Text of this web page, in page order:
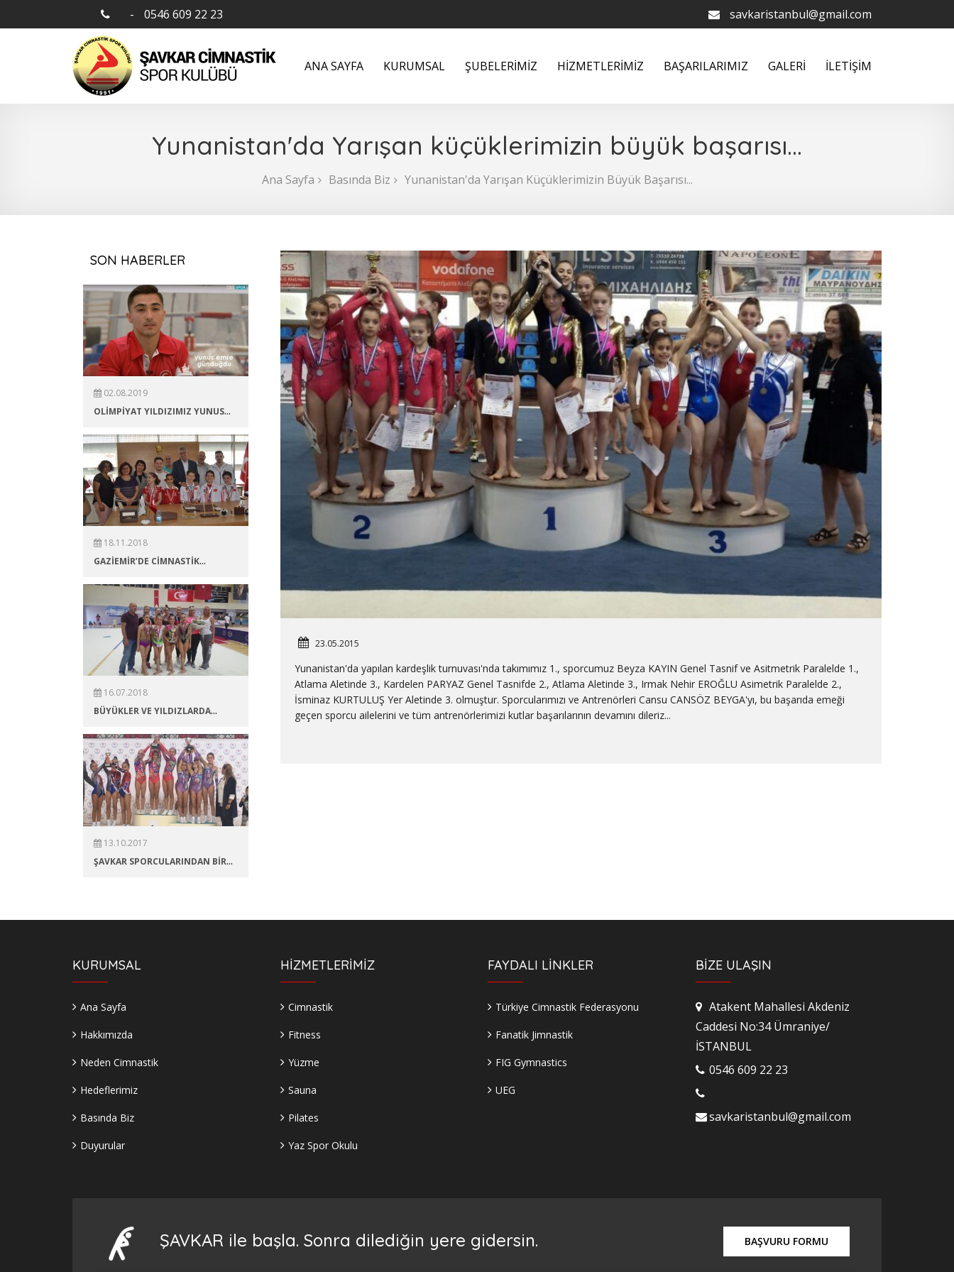
- 0546 609 22 23 savkaristanbul@gmail.com
ANA SAYFA KURUMSAL ŞUBELERİMİZ HİZMETLERİMİZ BAŞARILARIMIZ GALERİ İLETİŞİM
Yunanistan'da Yarışan küçüklerimizin büyük başarısı...
Ana Sayfa Basında Biz Yunanistan'da Yarışan Küçüklerimizin Büyük Başarısı...
23.05.2015
Yunanistan'da yapılan kardeşlik turnuvası'nda takımımız 1., sporcumuz Beyza KAYIN Genel Tasnif ve Asitmetrik Paralelde 1.,
Atlama Aletinde 3., Kardelen PARYAZ Genel Tasnifde 2., Atlama Aletinde 3., Irmak Nehir EROĞLU Asimetrik Paralelde 2.,
İsminaz KURTULUŞ Yer Aletinde 3. olmuştur. Sporcularımızı ve Antrenörleri Cansu CANSÖZ BEYGA'yı, bu başarıda emeği
geçen sporcu ailelerini ve tüm antrenörlerimizi kutlar başarılarının devamını dileriz...
SON HABERLER
02.08.2019
OLİMPİYAT YILDIZIMIZ YUNUS...
18.11.2018
GAZİEMİR’DE CİMNASTİK...
16.07.2018
BÜYÜKLER VE YILDIZLARDA...
13.10.2017
ŞAVKAR SPORCULARINDAN BİR...
KURUMSAL
Ana Sayfa
Hakkımızda
Neden Cimnastik
Hedeflerimiz
Basında Biz
Duyurular
HİZMETLERİMİZ
Cimnastik
Fitness
Yüzme
Sauna
Pilates
Yaz Spor Okulu
FAYDALI LİNKLER
Türkiye Cimnastik Federasyonu
Fanatik Jimnastik
FIG Gymnastics
UEG
BİZE ULAŞIN
Atakent Mahallesi Akdeniz
Caddesi No:34 Ümraniye/
İSTANBUL
0546 609 22 23
savkaristanbul@gmail.com
ŞAVKAR ile başla. Sonra dilediğin yere gidersin. BAŞVURU FORMU